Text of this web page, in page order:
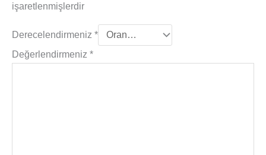
işaretlenmişlerdir
Derecelendirmeniz *
Değerlendirmeniz *